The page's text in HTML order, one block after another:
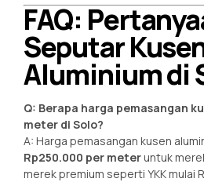
FAQ:
Seputar
Aluminium di
Q: Berapa harga pemasangan
meter di Solo?
A: Harga pemasangan kusen
Rp250.000 per meteruntuk
merek premium seperti YKK mulai